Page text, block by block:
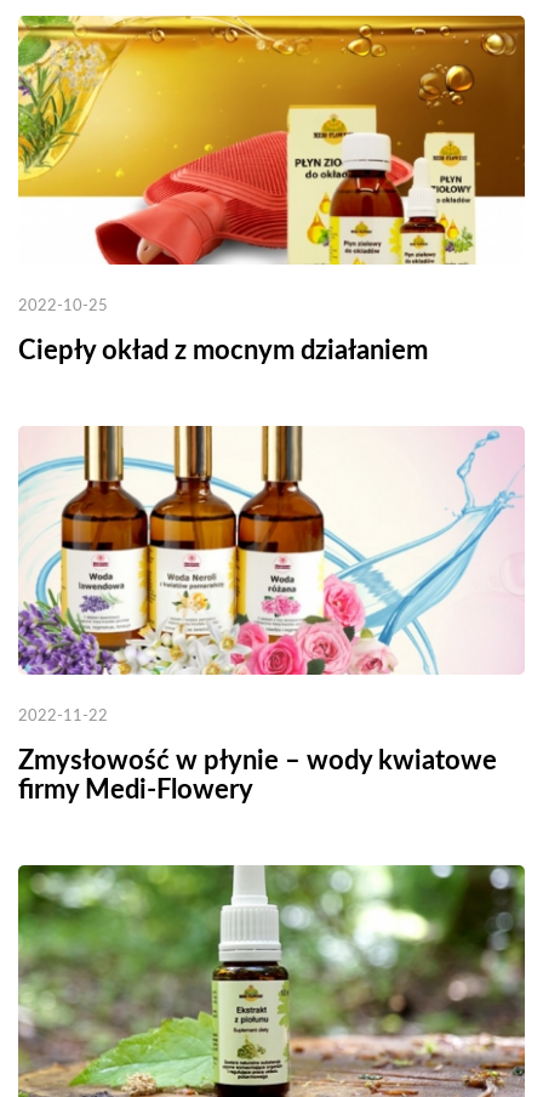
2022-10-25
Ciepły okład z mocnym działaniem
2022-11-22
Zmysłowość w płynie – wody kwiatowe
firmy Medi-Flowery